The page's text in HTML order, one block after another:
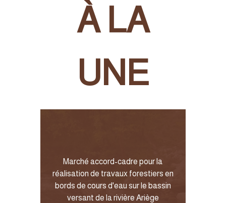
À LA
UNE
Marché accord-cadre pour la
réalisation de travaux forestiers en
bords de cours d'eau sur le bassin
versant de la rivière Ariège